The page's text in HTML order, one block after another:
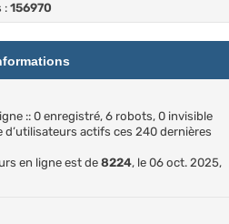
: 156970
:: 0 enregistré, 6 robots, 0 invisible
d’utilisateurs actifs ces 240 dernières
en ligne est de 8224, le 06 oct. 2025,